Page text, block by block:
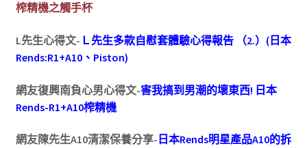
榨精機之觸手杯
L先生心得文- Ｌ先生多款自慰套體驗心得報告 （2.）(日本
Rends:R1+A10、Piston)
網友復興南負心男心得文-害我搞到男潮的壞東西! 日本
Rends-R1+A10榨精機
網友陳先生A10清潔保養分享- 日本Rends明星產品A10的拆